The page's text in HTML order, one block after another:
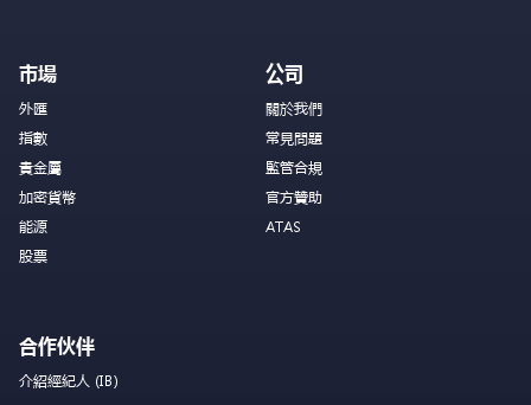
市場
外匯
指數
貴金屬
加密貨幣
能源
股票
公司
關於我們
常見問題
監管合規
官方贊助
ATAS
合作伙伴
介紹經紀人 (IB)